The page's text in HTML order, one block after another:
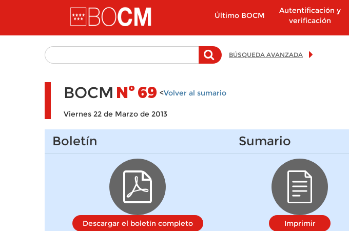
Pasar al contenido principal
Último BOCM
Autentificación y
verificación
BÚSQUEDA AVANZADA
BOCM Nº69 <Volver al sumario
Viernes 22 de Marzo de 2013
Boletín
Descargar el boletín completo
Sumario
Imprimir